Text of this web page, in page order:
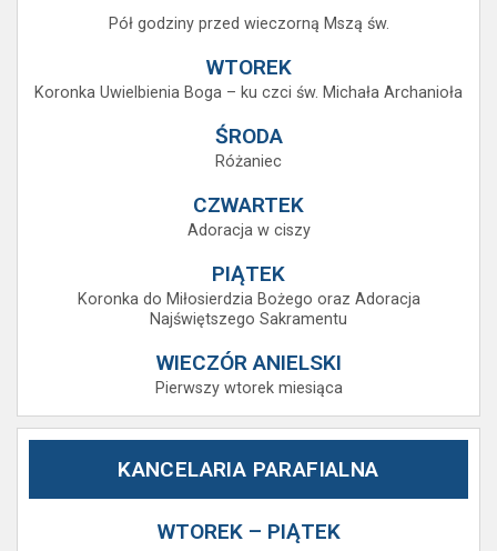
Pół godziny przed wieczorną Mszą św.
WTOREK
Koronka Uwielbienia Boga – ku czci św. Michała Archanioła
ŚRODA
Różaniec
CZWARTEK
Adoracja w ciszy
PIĄTEK
Koronka do Miłosierdzia Bożego oraz Adoracja
Najświętszego Sakramentu
WIECZÓR ANIELSKI
Pierwszy wtorek miesiąca
KANCELARIA PARAFIALNA
WTOREK – PIĄTEK